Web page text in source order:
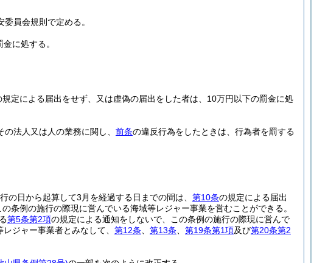
員会規則で定める。
に処する。
規定による届出をせず、又は虚偽の届出をした者は、10万円以下の罰金に処
法人又は人の業務に関し、 前条の違反行為をしたときは、行為者を罰する
の日から起算して3月を経過する日までの間は、 第10条の規定による届出
条例の施行の際現に営んでいる海域等レジャー事業を営むことができる。
第5条第2項の規定による通知をしないで、この条例の施行の際現に営んで
ジャー事業者とみなして、 第12条 第13条 第19条第1項及び第20条第2